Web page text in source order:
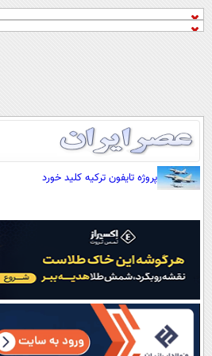
صفحه اول
آرشیو
نظرسنجی
آب و هوا
اوقات شرعی
سواد زندگی
پروژه تایفون ترکیه کلید خورد